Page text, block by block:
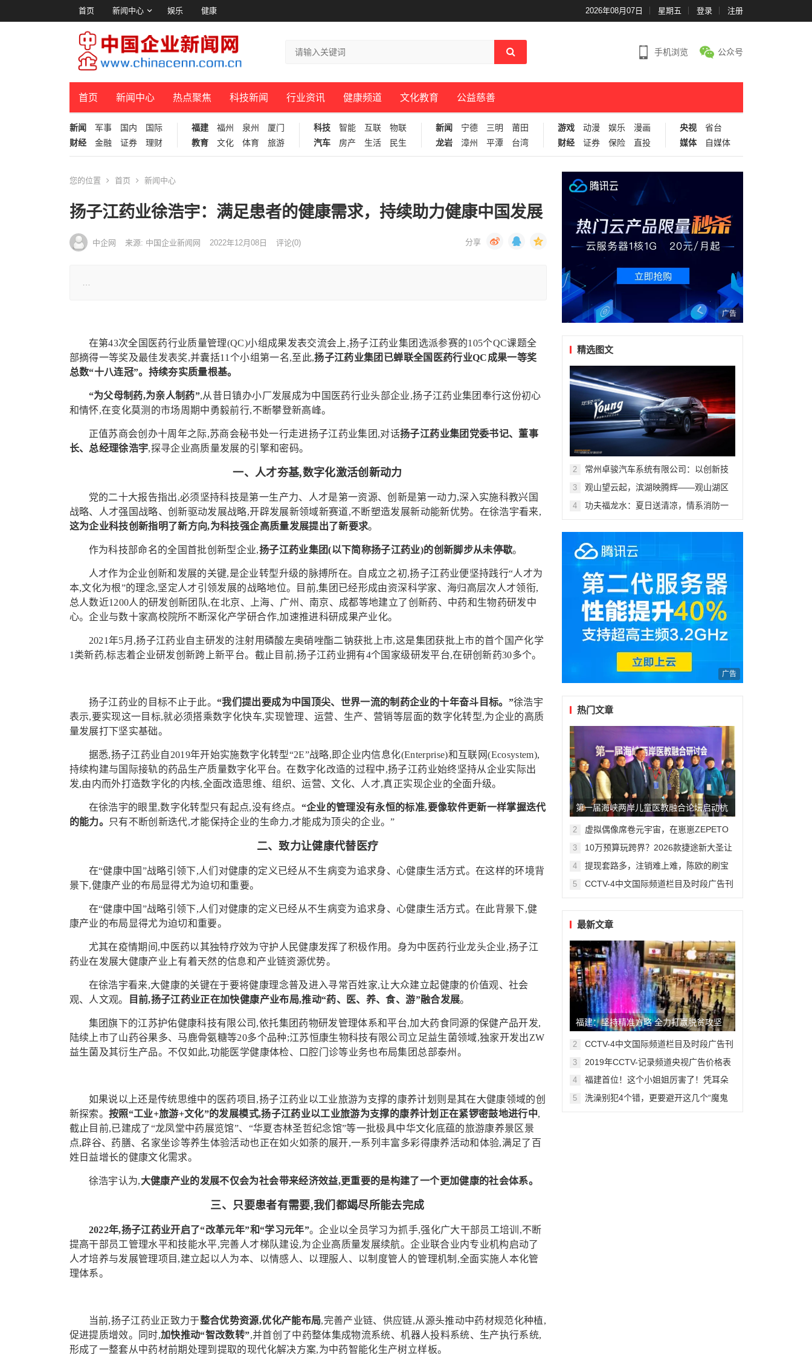
首页 新闻中心 娱乐 健康 2026年08月07日 星期五 登录 注册
手机浏览 公众号
首页 新闻中心 热点聚焦 科技新闻 行业资讯 健康频道 文化教育 公益慈善
新闻 军事 国内
国际
财经
金融 证券 理财
福建 福州 泉州
厦门
教育
文化 体育 旅游
科技 智能 互联
物联
汽车
房产 生活 民生
新闻 宁德 三明
莆田
龙岩
漳州 平潭 台湾
游戏 动漫 娱乐
漫画
财经
证券 保险 直投
央视
省台
媒体
自媒体
您的位置 首页 新闻中心
扬子江药业徐浩宇：满足患者的健康需求，持续助力健康中国发展
中企网 来源: 中国企业新闻网 2022年12月08日 评论(0)
在第43次全国医药行业质量管理(QC)小组成果发表交流会上,扬子江药业集团选派参赛的105个QC课题全
部摘得一等奖及最佳发表奖,并囊括11个小组第一名,至此,扬子江药业集团已蝉联全国医药行业QC成果一等奖
总数“十八连冠”。持续夯实质量根基。
“为父母制药,为亲人制药”,从昔日镇办小厂发展成为中国医药行业头部企业,扬子江药业集团奉行这份初心
和情怀,在变化莫测的市场周期中勇毅前行,不断攀登新高峰。
正值苏商会创办十周年之际,苏商会秘书处一行走进扬子江药业集团,对话扬子江药业集团党委书记、董事
长、总经理徐浩宇,探寻企业高质量发展的引擎和密码。
一、 人才夯基,数字化激活创新动力
党的二十大报告指出,必须坚持科技是第一生产力、人才是第一资源、创新是第一动力,深入实施科教兴国
战略、人才强国战略、创新驱动发展战略,开辟发展新领域新赛道,不断塑造发展新动能新优势。在徐浩宇看来,
这为企业科技创新指明了新方向,为科技强企高质量发展提出了新要求。
作为科技部命名的全国首批创新型企业,扬子江药业集团(以下简称扬子江药业)的创新脚步从未停歇。
人才作为企业创新和发展的关键,是企业转型升级的脉搏所在。自成立之初,扬子江药业便坚持践行“人才为
本,文化为根”的理念,坚定人才引领发展的战略地位。目前,集团已经形成由资深科学家、海归高层次人才领衔,
总人数近1200人的研发创新团队,在北京、上海、广州、南京、成都等地建立了创新药、中药和生物药研发中
心。企业与数十家高校院所不断深化产学研合作,加速推进科研成果产业化。
2021年5月,扬子江药业自主研发的注射用磷酸左奥硝唑酯二钠获批上市,这是集团获批上市的首个国产化学
1类新药,标志着企业研发创新跨上新平台。截止目前,扬子江药业拥有4个国家级研发平台,在研创新药30多个。
扬子江药业的目标不止于此。“我们提出要成为中国顶尖、世界一流的制药企业的十年奋斗目标。”徐浩宇
表示,要实现这一目标,就必须搭乘数字化快车,实现管理、运营、生产、营销等层面的数字化转型,为企业的高质
量发展打下坚实基础。
据悉,扬子江药业自2019年开始实施数字化转型“2E”战略,即企业内信息化(Enterprise)和互联网(Ecosystem),
持续构建与国际接轨的药品生产质量数字化平台。在数字化改造的过程中,扬子江药业始终坚持从企业实际出
发,由内而外打造数字化的内核,全面改造思维、组织、运营、文化、人才,真正实现企业的全面升级。
在徐浩宇的眼里,数字化转型只有起点,没有终点。 “企业的管理没有永恒的标准,要像软件更新一样掌握迭代
的能力。
只有不断创新迭代,才能保持企业的生命力,才能成为顶尖的企业。”
二、致力让健康代替医疗
在“健康中国”战略引领下,人们对健康的定义已经从不生病变为追求身、心健康生活方式。在这样的环境背
景下,健康产业的布局显得尤为迫切和重要。
在“健康中国”战略引领下,人们对健康的定义已经从不生病变为追求身、心健康生活方式。在此背景下,健
康产业的布局显得尤为迫切和重要。
尤其在疫情期间,中医药以其独特疗效为守护人民健康发挥了积极作用。身为中医药行业龙头企业,扬子江
药业在发展大健康产业上有着天然的信息和产业链资源优势。
在徐浩宇看来,大健康的关键在于要将健康理念普及进入寻常百姓家,让大众建立起健康的价值观、社会
观、人文观。
目前,扬子江药业正在加快健康产业布局,推动“药、医、养、食、游”融合发展。
集团旗下的江苏护佑健康科技有限公司,依托集团药物研发管理体系和平台,加大药食同源的保健产品开发,
陆续上市了山药谷果多、马鹿骨氨糖等20多个品种;江苏恒康生物科技有限公司立足益生菌领域,独家开发出ZW
益生菌及其衍生产品。不仅如此,功能医学健康体检、口腔门诊等业务也布局集团总部泰州。
如果说以上还是传统思维中的医药项目,扬子江药业以工业旅游为支撑的康养计划则是其在大健康领域的创
新探索。 按照“工业+旅游+文化”的发展模式,扬子江药业以工业旅游为支撑的康养计划正在紧锣密鼓地进行中,
截止目前,已建成了“龙凤堂中药展览馆”、“华夏杏林圣哲纪念馆”等一批极具中华文化底蕴的旅游康养景区景
点,辟谷、药膳、名家坐诊等养生体验活动也正在如火如荼的展开,一系列丰富多彩得康养活动和体验,满足了百
姓日益增长的健康文化需求。
徐浩宇认为,大健康产业的发展不仅会为社会带来经济效益,更重要的是构建了一个更加健康的社会体系。
三、只要患者有需要,我们都竭尽所能去完成
2022年,扬子江药业开启了“改革元年”和“学习元年”。企业以全员学习为抓手,强化广大干部员工培训,不断
提高干部员工管理水平和技能水平,完善人才梯队建设,为企业高质量发展续航。企业联合业内专业机构启动了
人才培养与发展管理项目,建立起以人为本、以情感人、以理服人、以制度管人的管理机制,全面实施人本化管
理体系。
当前,扬子江药业正致力于整合优势资源,优化产能布局,完善产业链、供应链,从源头推动中药材规范化种植,
促进提质增效。同时,加快推动“智改数转”,并首创了中药整体集成物流系统、机器人投料系统、生产执行系统,
形成了一整套从中药材前期处理到提取的现代化解决方案,为中药智能化生产树立样板。
广告
精选图文
2
常州卓骏汽车系统有限公司：以创新技
行业标杆
3
观山望云起，滨湖映腾辉——观山湖区
盛大开幕
4
功夫福龙水：夏日送清凉，情系消防一
广告
热门文章
第一届海峡两岸儿童医教融合论坛启动杭
州复旦儿童医院“复星”计划
2
虚拟偶像席卷元宇宙，在崽崽ZEPETO
3
10万预算玩跨界？2026款捷途新大圣让
4
提现套路多，注销难上难，陈欧的刷宝
5
CCTV-4中文国际频道栏目及时段广告刊
最新文章
福建：坚持精准方略 全力打赢脱贫攻坚
战
2
CCTV-4中文国际频道栏目及时段广告刊
3 2019年CCTV-记录频道央视广告价格表
4
福建首位！这个小姐姐厉害了！凭耳朵
5
洗澡别犯4个错，更要避开这几个“魔鬼